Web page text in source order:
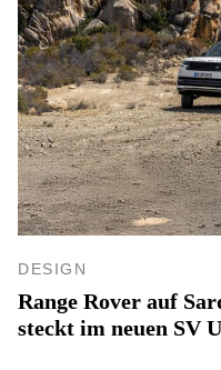
DESIGN
Range Rover auf
steckt im neuen SV